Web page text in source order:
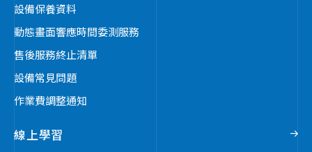
設備保養資料
動態畫面響應時間委測服務
售後服務終止清單
設備常見問題
作業費調整通知
線上學習